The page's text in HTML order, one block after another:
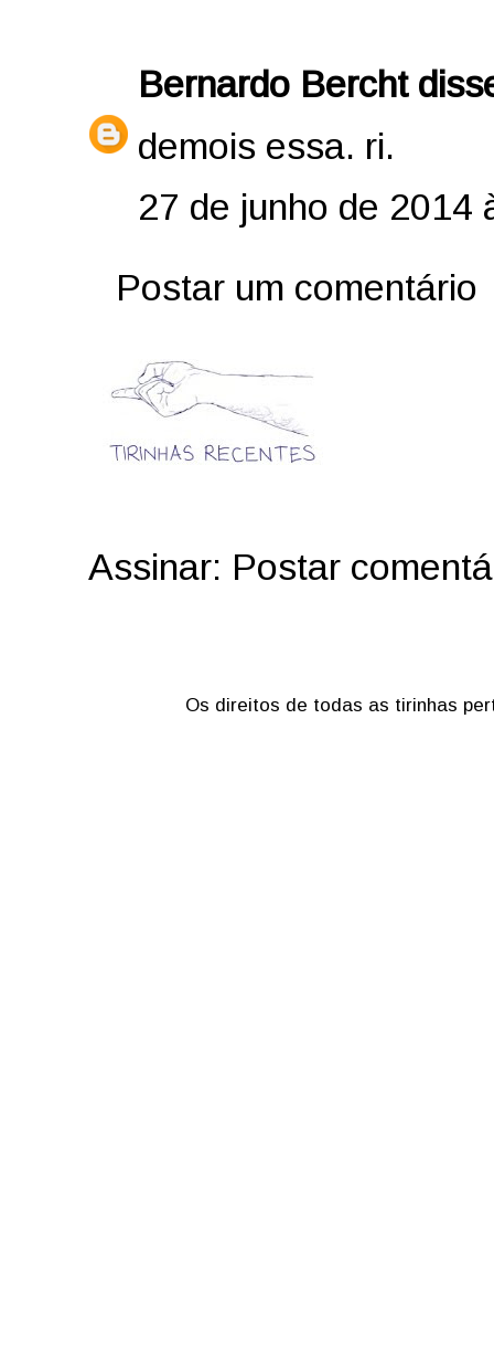
Bernardo Bercht
demois essa. ri.
27 de junho de 2014
Postar um comentário
Assinar: Postar
Os direitos de todas as tirinhas